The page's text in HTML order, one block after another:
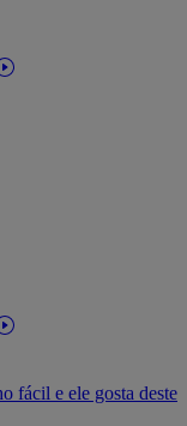
fácil e ele gosta deste